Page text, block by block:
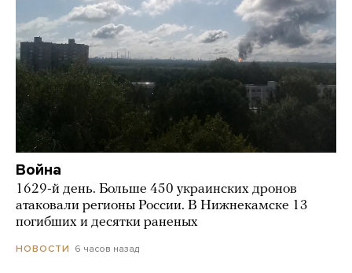
Война
1629-й день. Больше 450 украинских дронов
атаковали регионы России. В Нижнекамске 13
погибших и десятки раненых
НОВОСТИ 6 часов назад